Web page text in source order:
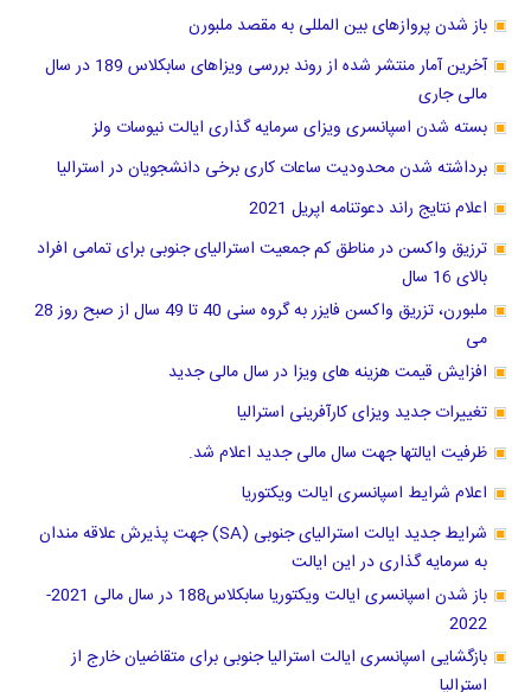
باز شدن پروازهای بین المللی به مقصد ملبورن
آخرین آمار منتشر شده از روند بررسی ویزاهای سابکلاس 189 در سال
مالی جاری
بسته شدن اسپانسری ویزای سرمایه گذاری ایالت نیوسات ولز
برداشته شدن محدودیت ساعات کاری برخی دانشجویان در استرالیا
اعلام نتایج راند دعوتنامه اپریل 2021
ترزیق واکسن در مناطق کم جمعیت استرالیای جنوبی برای تمامی افراد
بالای 16 سال
ملبورن، تزریق واکسن فایزر به گروه سنی 40 تا 49 سال از صبح روز 28
می
افزایش قیمت هزینه های ویزا در سال مالی جدید
تغییرات جدید ویزای کارآفرینی استرالیا
ظرفیت ایالتها جهت سال مالی جدید اعلام شد.
اعلام شرایط اسپانسری ایالت ویکتوریا
شرایط جدید ایالت استرالیای جنوبی (SA) جهت پذیرش علاقه مندان
به سرمایه گذاری در این ایالت
باز شدن اسپانسری ایالت ویکتوریا سابکلاس188 در سال مالی 2021-
2022
بازگشایی اسپانسری ایالت استرالیا جنوبی برای متقاضیان خارج از
استرالیا